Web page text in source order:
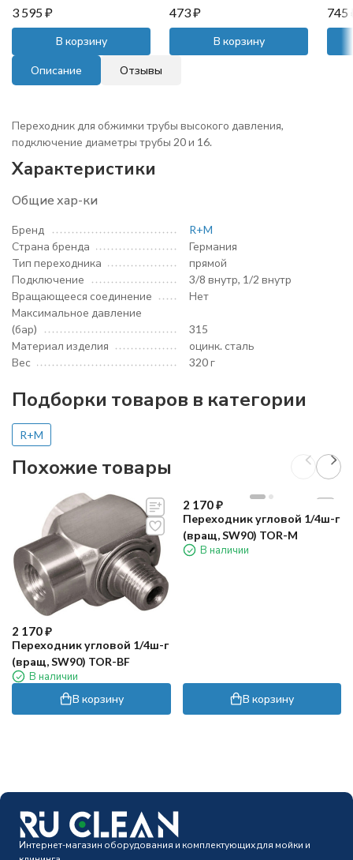
3 595₽
В корзину
473₽
В корзину
745
Описание Отзывы
Переходник для обжимки трубы высокого давления,
подключение диаметры трубы 20 и 16.
Характеристики
Общие хар-ки
Бренд
R+M
Страна бренда
Германия
Тип переходника
прямой
Подключение
3/8 внутр, 1/2 внутр
Вращающееся соединение
Нет
Максимальное давление
(бар)
315
Материал изделия
оцинк. сталь
Вес
320 г
Подборки товаров в категории
R+M
Похожие товары
2 170₽
Переходник угловой 1/4ш-г
(вращ, SW90) TOR-BF
В наличии
В корзину
2 170₽
Переходник угловой 1/4ш-г
(вращ, SW90) TOR-M
В наличии
В корзину
Интернет-магазин оборудования и комплектующих для мойки и